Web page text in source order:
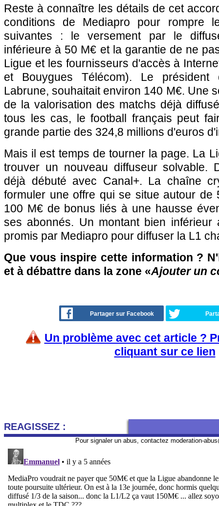
Reste à connaître les détails de cet
conditions de Mediapro pour rompre
suivantes : le versement par le
inférieure à 50 M€ et la garantie de ne
Ligue et les fournisseurs d'accès à
et Bouygues Télécom). Le
Labrune, souhaitait environ 140 M€. Une
de la valorisation des matchs déjà
tous les cas, le football français peut
grande partie des 324,8 millions d'euros
Mais il est temps de tourner la page. La
trouver un nouveau diffuseur solvable.
déjà débuté avec Canal+. La chaîne
formuler une offre qui se situe autour de
100 M€ de bonus liés à une hausse
ses abonnés. Un montant bien inférieur
promis par Mediapro pour diffuser la L1
Que vous inspire cette information ?
et à débattre dans la zone «Ajouter un
Partager sur Facebook
Un problème avec cet article ?
cliquant sur ce lien
REAGISSEZ :
Pour signaler un abus, contactez moderation-